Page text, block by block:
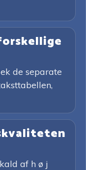
de separate
af h ø j